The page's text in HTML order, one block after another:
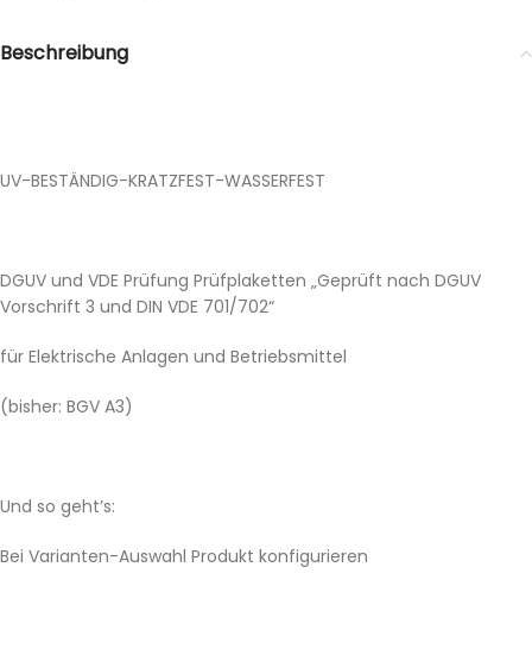
Beschreibung
UV-BESTÄNDIG-KRATZFEST-WASSERFEST
DGUV und VDE Prüfung Prüfplaketten „Geprüft nach DGUV
Vorschrift 3 und DIN VDE 701/702“
für Elektrische Anlagen und Betriebsmittel
(bisher: BGV A3)
Und so geht’s:
Bei Varianten-Auswahl Produkt konfigurieren